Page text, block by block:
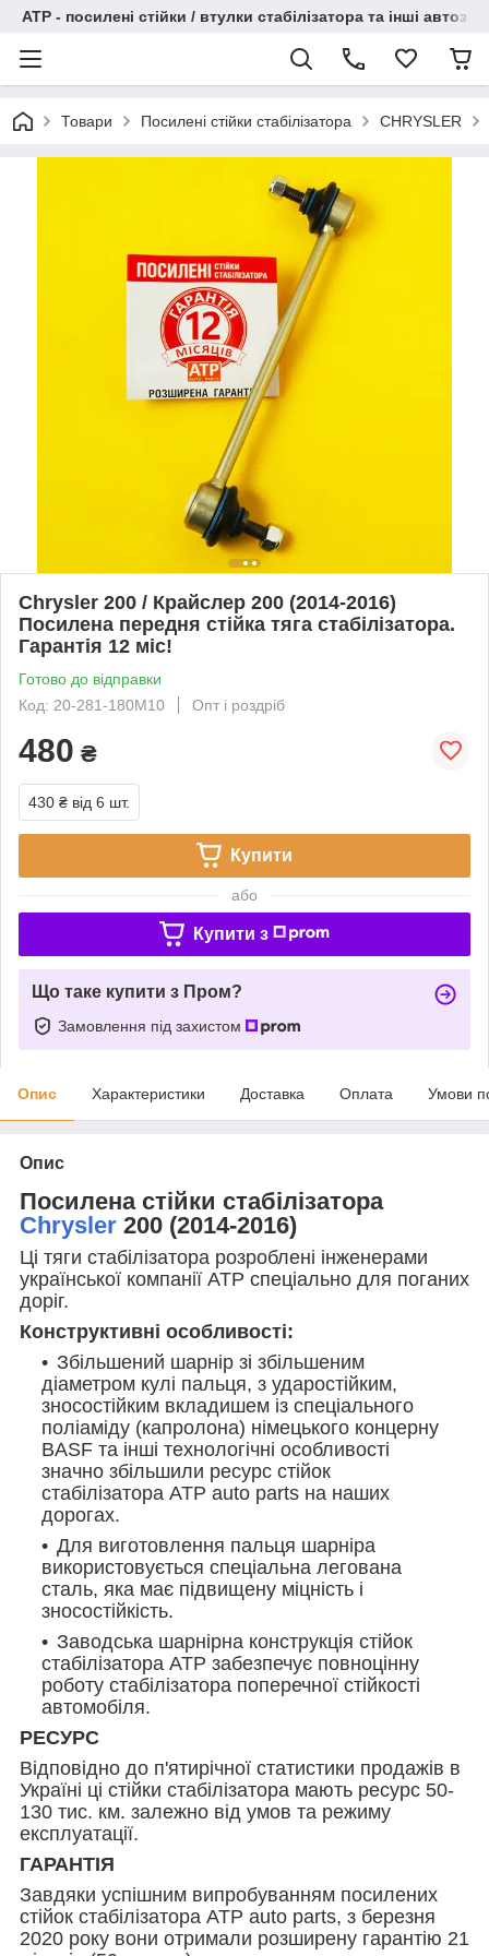
АТР - посилені стійки / втулки стабілізатора та інші
Товари Посилені стійки стабілізатора CHRYSLER
Chrysler 200 / Крайслер 200 (2014-2016)
Посилена передня стійка тяга стабілізатора.
Гарантія 12 міс!
Готово до відправки
Код: 20-281-180М10
Опт і роздріб
480 ₴
430 ₴ від 6 шт.
Купити
або
Купити з
Що таке купити з Пром?
Замовлення під захистом
Опис Характеристики Доставка Оплата Умови
Опис
Посилена стійки стабілізатора
Chrysler 200 (2014-2016)
Ці тяги стабілізатора розроблені інженерами
української компанії АТР спеціально для поганих
доріг.
Конструктивні особливості:
Збільшений шарнір зі збільшеним
діаметром кулі пальця, з ударостійким,
зносостійким вкладишем із спеціального
поліаміду (капролона) німецького концерну
BASF та інші технологічні особливості
значно збільшили ресурс стійок
стабілізатора АТР auto parts на наших
дорогах.
Для виготовлення пальця шарніра
використовується спеціальна легована
сталь, яка має підвищену міцність і
зносостійкість.
Заводська шарнірна конструкція стійок
стабілізатора ATP забезпечує повноцінну
роботу стабілізатора поперечної стійкості
автомобіля.
РЕСУРС
Відповідно до п'ятирічної статистики продажів в
Україні ці стійки стабілізатора мають ресурс 50-
130 тис. км. залежно від умов та режиму
експлуатації.
ГАРАНТІЯ
Завдяки успішним випробуванням посилених
стійок стабілізатора ATP auto parts, з березня
2020 року вони отримали розширену гарантію 21